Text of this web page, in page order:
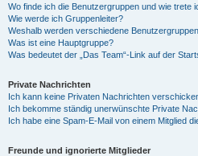
Wo finde ich die Benutzergruppen und wie trete
Wie werde ich Gruppenleiter?
Weshalb werden verschiedene
Was ist eine Hauptgruppe?
Was bedeutet der „Das Team“-Link auf der
Private Nachrichten
Ich kann keine Privaten Nachrichten
Ich bekomme ständig unerwünschte Private
Ich habe eine Spam-E-Mail von einem Mitglied
Freunde und ignorierte Mitglieder